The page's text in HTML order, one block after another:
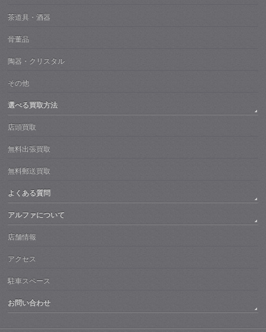
茶道具・酒器
骨董品
陶器・クリスタル
その他
選べる買取方法
店頭買取
無料出張買取
無料郵送買取
よくある質問
アルファについて
店舗情報
アクセス
駐車スペース
お問い合わせ